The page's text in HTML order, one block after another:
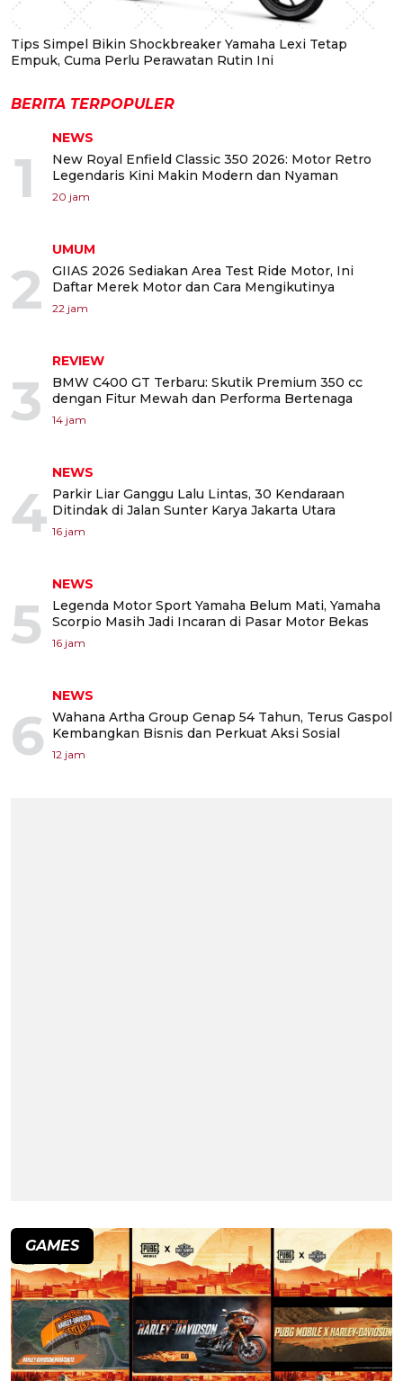
Tips Simpel Bikin Shockbreaker Yamaha Lexi Tetap
Empuk, Cuma Perlu Perawatan Rutin Ini
BERITA TERPOPULER
1
NEWS
New Royal Enfield Classic 350 2026: Motor Retro
Legendaris Kini Makin Modern dan Nyaman
20 jam
2
UMUM
GIIAS 2026 Sediakan Area Test Ride Motor, Ini
Daftar Merek Motor dan Cara Mengikutinya
22 jam
3
REVIEW
BMW C400 GT Terbaru: Skutik Premium 350 cc
dengan Fitur Mewah dan Performa Bertenaga
14 jam
4
NEWS
Parkir Liar Ganggu Lalu Lintas, 30 Kendaraan
Ditindak di Jalan Sunter Karya Jakarta Utara
16 jam
5
NEWS
Legenda Motor Sport Yamaha Belum Mati, Yamaha
Scorpio Masih Jadi Incaran di Pasar Motor Bekas
16 jam
6
NEWS
Wahana Artha Group Genap 54 Tahun, Terus Gaspol
Kembangkan Bisnis dan Perkuat Aksi Sosial
12 jam
GAMES